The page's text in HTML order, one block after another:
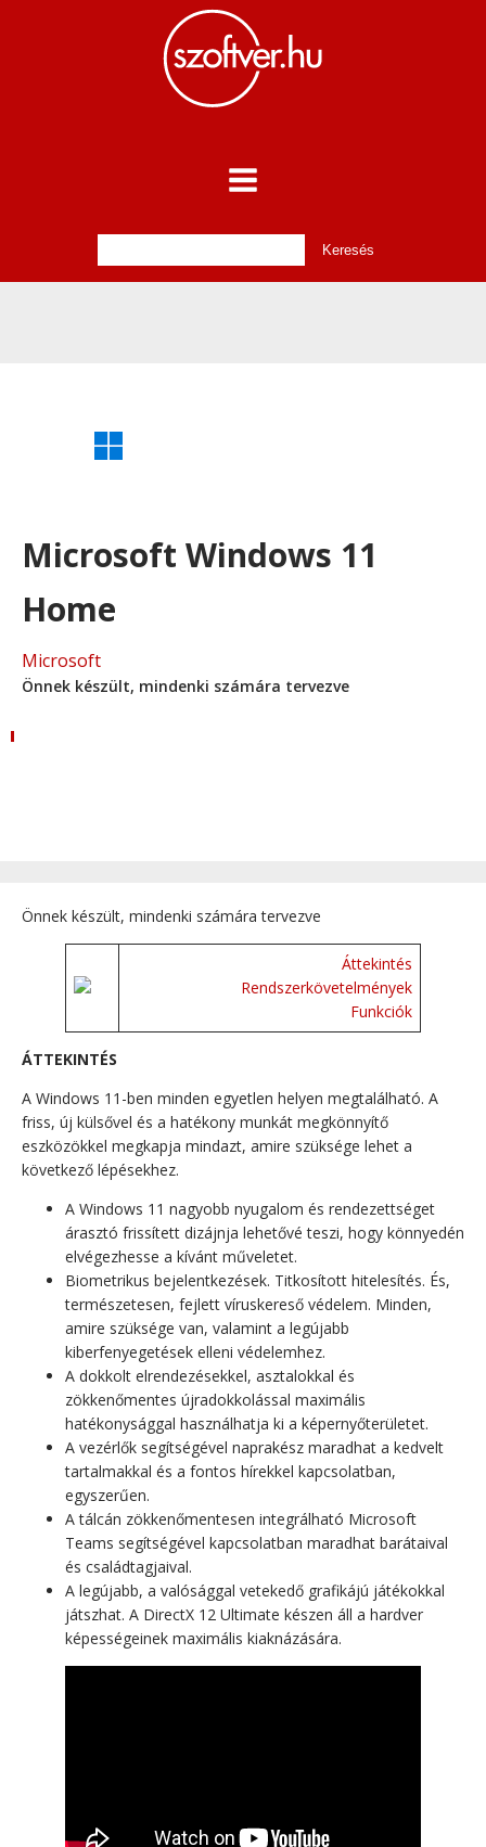
Microsoft Windows 11
Home
Microsoft
Önnek készült, mindenki számára tervezve
Önnek készült, mindenki számára tervezve
Áttekintés
Rendszerkövetelmények
Funkciók
ÁTTEKINTÉS
A Windows 11-ben minden egyetlen helyen megtalálható. A
friss, új külsővel és a hatékony munkát megkönnyítő
eszközökkel megkapja mindazt, amire szüksége lehet a
következő lépésekhez.
A Windows 11 nagyobb nyugalom és rendezettséget
árasztó frissített dizájnja lehetővé teszi, hogy könnyedén
elvégezhesse a kívánt műveletet.
Biometrikus bejelentkezések. Titkosított hitelesítés. És,
természetesen, fejlett víruskereső védelem. Minden,
amire szüksége van, valamint a legújabb
kiberfenyegetések elleni védelemhez.
A dokkolt elrendezésekkel, asztalokkal és
zökkenőmentes újradokkolással maximális
hatékonysággal használhatja ki a képernyőterületet.
A vezérlők segítségével naprakész maradhat a kedvelt
tartalmakkal és a fontos hírekkel kapcsolatban,
egyszerűen.
A tálcán zökkenőmentesen integrálható Microsoft
Teams segítségével kapcsolatban maradhat barátaival
és családtagjaival.
A legújabb, a valósággal vetekedő grafikájú játékokkal
játszhat. A DirectX 12 Ultimate készen áll a hardver
képességeinek maximális kiaknázására.